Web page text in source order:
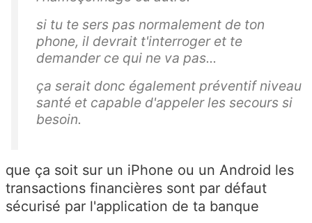
si tu te sers pas normalement de ton
phone, il devrait t'interroger et te
demander ce qui ne va pas...
ça serait donc également préventif niveau
santé et capable d'appeler les secours si
besoin.
que ça soit sur un iPhone ou un Android les
transactions financières sont par défaut
sécurisé par l'application de ta banque